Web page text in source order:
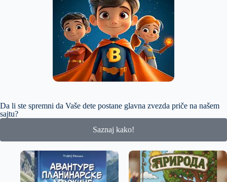
Da li ste spremni da Vaše dete postane glavna zvezda priče na našem
sajtu?
Saznaj kako!